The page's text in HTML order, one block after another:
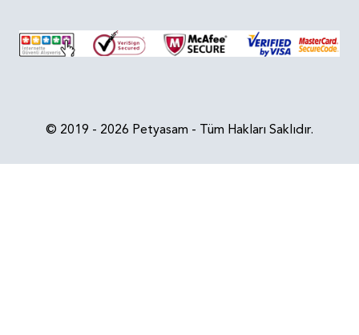
© 2019 - 2026 Petyasam - Tüm Hakları Saklıdır.